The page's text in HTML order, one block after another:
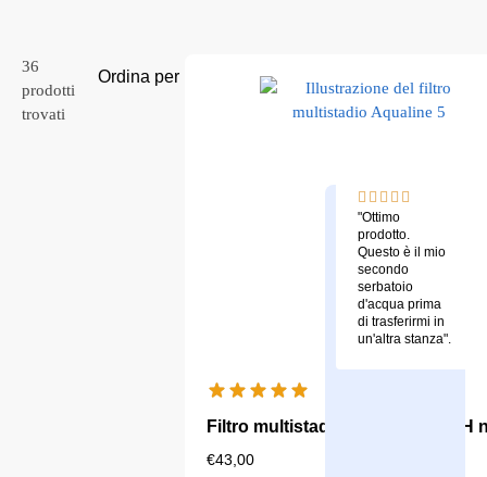
36
prodotti
trovati
Filtro multistadio Aqualine 5 - pH
€43,00
"Ottimo
prodotto.
Questo è il mio
secondo
serbatoio
d'acqua prima
di trasferirmi in
un'altra stanza".